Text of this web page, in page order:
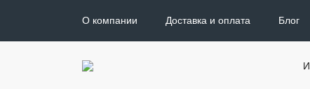
О компании Доставка и оплата Блог